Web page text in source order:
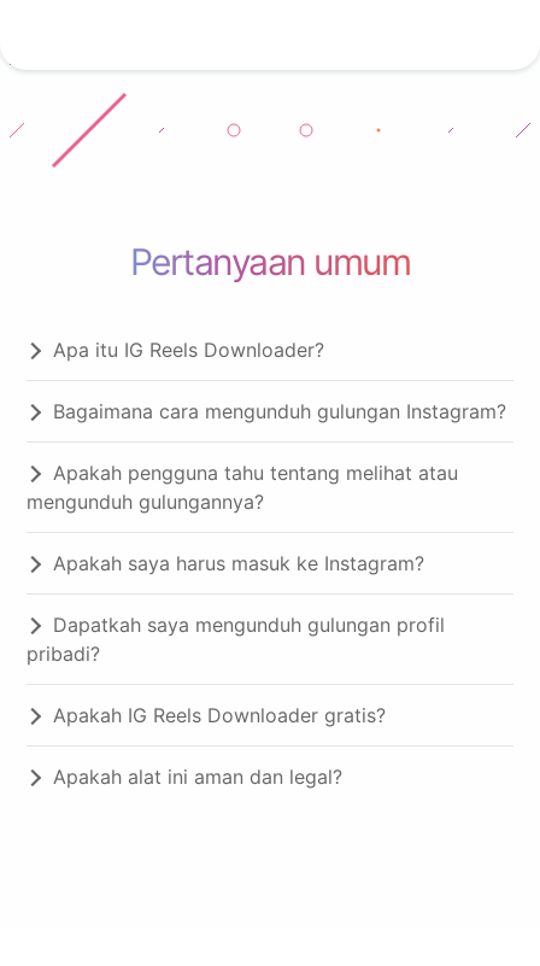
Pertanyaan umum
Apa itu IG Reels Downloader?
Bagaimana cara mengunduh gulungan Instagram?
Apakah pengguna tahu tentang melihat atau
mengunduh gulungannya?
Apakah saya harus masuk ke Instagram?
Dapatkah saya mengunduh gulungan profil
pribadi?
Apakah IG Reels Downloader gratis?
Apakah alat ini aman dan legal?